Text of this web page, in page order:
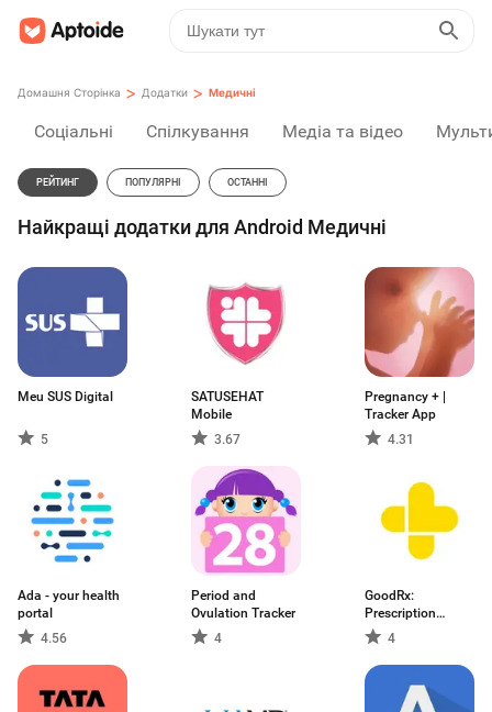
Домашня Сторінка > Додатки > Медичні
Соціальні Спілкування Медіа та відео
РЕЙТИНГ ПОПУЛЯРНІ ОСТАННІ
Найкращі додатки для Android Медичні
Meu SUS Digital
5
SATUSEHAT
Mobile
3.67
Pregnancy + |
Tracker App
4.31
Ada - your health
portal
4.56
Period and
Ovulation Tracker
4
GoodRx:
Prescription
Coupons
4